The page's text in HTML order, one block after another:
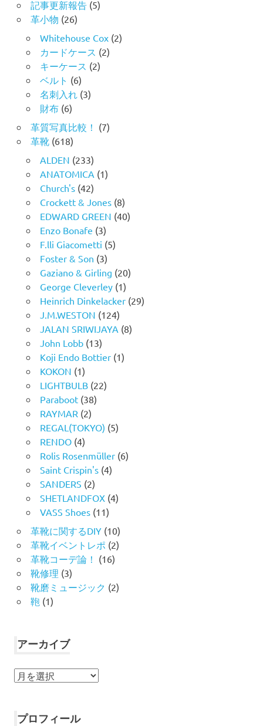
記事更新報告(5)
革小物 (26)
Whitehouse Cox(2)
カードケース (2)
キーケース (2)
ベルト (6)
名刺入れ(3)
財布(6)
革質写真比較！ (7)
革靴(618)
ALDEN (233)
ANATOMICA (1)
Church's(42)
Crockett & Jones(8)
EDWARD GREEN (40)
Enzo Bonafe (3)
F.lli Giacometti (5)
Foster & Son (3)
Gaziano & Girling (20)
George Cleverley(1)
Heinrich Dinkelacker(29)
J.M.WESTON (124)
JALAN SRIWIJAYA (8)
John Lobb(13)
Koji Endo Bottier(1)
KOKON (1)
LIGHTBULB(22)
Paraboot(38)
RAYMAR (2)
REGAL(TOKYO) (5)
RENDO(4)
Rolis Rosenmüller(6)
Saint Crispin's(4)
SANDERS (2)
SHETLANDFOX(4)
VASS Shoes(11)
革靴に関するDIY(10)
革靴イベントレポ (2)
革靴コーデ論！ (16)
靴修理 (3)
靴磨ミュージック (2)
鞄 (1)
アーカイブ
ア
イ
プロフィール